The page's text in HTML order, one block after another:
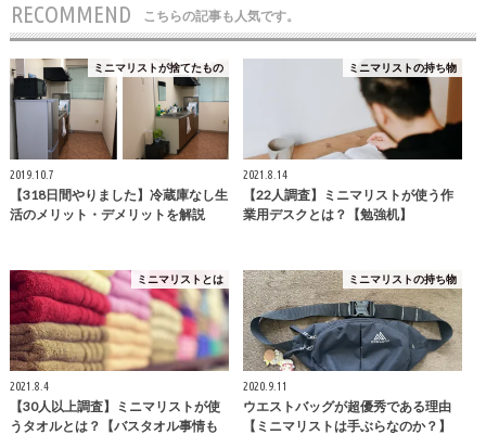
RECOMMEND こちらの記事も人気です。
ミニマリストが捨てたもの
2019.10.7
【318日間やりました】冷蔵庫なし生
活のメリット・デメリットを解説
ミニマリストの持ち物
2021.8.14
【22人調査】ミニマリストが使う作
業用デスクとは？【勉強机】
ミニマリストとは
2021.8.4
【30人以上調査】ミニマリストが使
うタオルとは？【バスタオル事情も
ミニマリストの持ち物
2020.9.11
ウエストバッグが超優秀である理由
【ミニマリストは手ぶらなのか？】